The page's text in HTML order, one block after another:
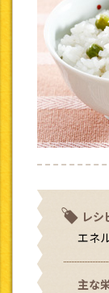
レシ
エネ
主な